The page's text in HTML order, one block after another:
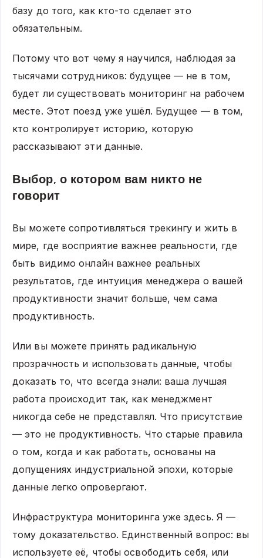
базу до того, как кто-то сделает это
обязательным.
Потому что вот чему я научился, наблюдая за
тысячами сотрудников: будущее — не в том,
будет ли существовать мониторинг на рабочем
месте. Этот поезд уже ушёл. Будущее — в том,
кто контролирует историю, которую
рассказывают эти данные.
Выбор, о котором вам никто не
говорит
Вы можете сопротивляться трекингу и жить в
мире, где восприятие важнее реальности, где
быть видимо онлайн важнее реальных
результатов, где интуиция менеджера о вашей
продуктивности значит больше, чем сама
продуктивность.
Или вы можете принять радикальную
прозрачность и использовать данные, чтобы
доказать то, что всегда знали: ваша лучшая
работа происходит так, как менеджмент
никогда себе не представлял. Что присутствие
— это не продуктивность. Что старые правила
о том, когда и как работать, основаны на
допущениях индустриальной эпохи, которые
данные легко опровергают.
Инфраструктура мониторинга уже здесь. Я —
тому доказательство. Единственный вопрос: вы
используете её, чтобы освободить себя, или